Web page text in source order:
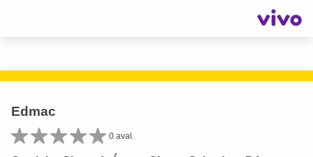
Edmac
0 aval.